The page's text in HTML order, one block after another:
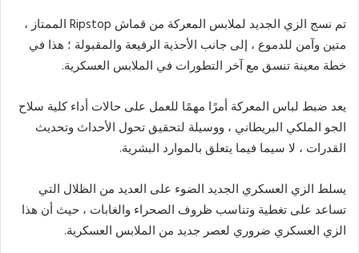
تم نسج الزي الجديد لملابس المعركة من قماش Ripstop الممتاز ،
متين وآمن للدموع ، إلى جانب الأحذية الرفيعة والمقبولة ؛ هذا في
خطة معينة تنسق مع آخر التطورات في الملابس العسكرية.
يعد ضبط لباس المعركة أمرًا مهمًا للعمل على حالات أداء كلية سلاح
الجو الملكي البريطاني ، ووسيلة لتحقيق تحول الأحداث وتحديث
القدرات ، لا سيما فيما يتعلق بالموارد البشرية.
يسلط الزي العسكري الجديد الضوء على العديد من الظلال التي
تساعد على تغطية وتناسب ظروف الصحراء والغابات ، حيث أن هذا
الزي العسكري ضروري لعصر جديد من الملابس العسكرية.